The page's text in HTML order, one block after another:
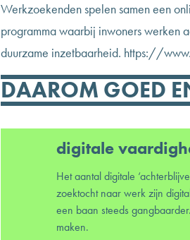
Werkzoekenden spelen samen een
programma waarbij inwoners werken
duurzame inzetbaarheid. https://
DAAROM GOED
digitale
Het aantal digitale
zoektocht naar werk zijn
een baan steeds
maken.